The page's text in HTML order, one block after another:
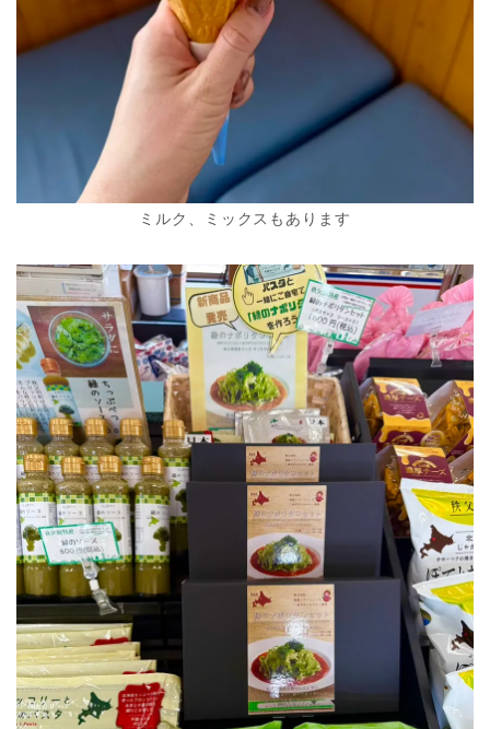
ミルク、ミックスもあります